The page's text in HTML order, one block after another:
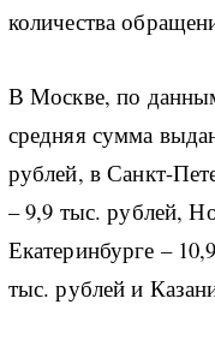
количества
В Москве, по
средняя сумма
рублей, в Санкт-
– 9,9 тыс. рублей,
Екатеринбурге –
тыс. рублей и